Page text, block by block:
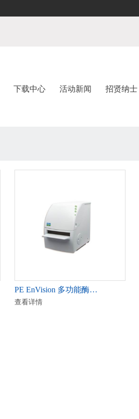
下载中心 活动新闻 招贤纳士
PE EnVision 多功能酶…
查看详情